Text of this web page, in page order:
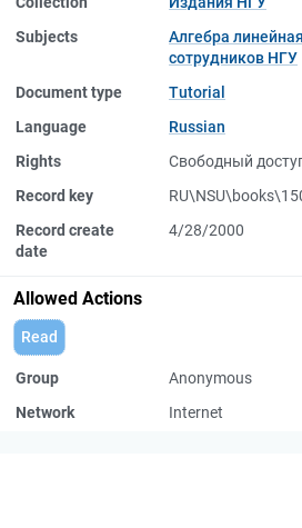
Subjects
Алгебра
сотрудников НГУ
Document type
Tutorial
Language
Russian
Rights
Свободный
Record key
Record create
date
4/28/2000
Allowed Actions
Read
Group
Anonymous
Network
Internet